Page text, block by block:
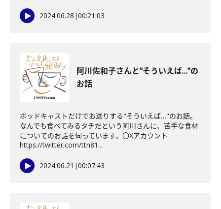
2024.06.28 |00:21:03
阿川佐和子さんと"そういえば…"の
お話
ポッドキャストだけでお送りする"そういえば…"のお話。
なんでも食べてみるタチだという阿川さんに、苦手な食材
についてのお話を伺っています。〇Xアカウント
https://twitter.com/ttn81...
2024.06.21 |00:07:43